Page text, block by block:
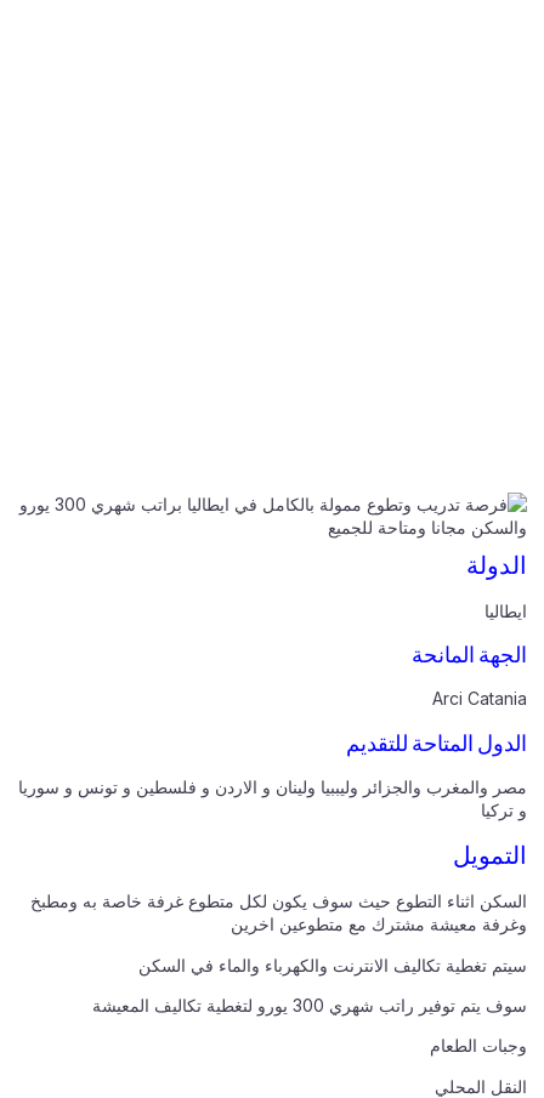
الدولة
ايطاليا
الجهة المانحة
Arci Catania
الدول المتاحة للتقديم
مصر والمغرب والجزائر وليببيا ولينان و الاردن و فلسطين و تونس و سوريا
و تركيا
التمويل
السكن اثناء التطوع حيث سوف يكون لكل متطوع غرفة خاصة به ومطبخ
وغرفة معيشة مشترك مع متطوعين اخرين
سيتم تغطية تكاليف الانترنت والكهرباء والماء في السكن
سوف يتم توفير راتب شهري 300 يورو لتغطية تكاليف المعيشة
وجبات الطعام
النقل المحلي